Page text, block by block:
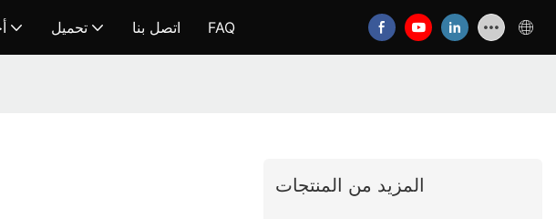
تحميل اتصل بنا FAQ
المزيد من المنتجات